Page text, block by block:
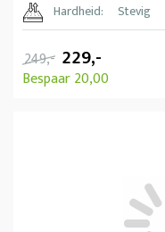
Hardheid:
Stevig
249,- 229,-
Bespaar 20,00